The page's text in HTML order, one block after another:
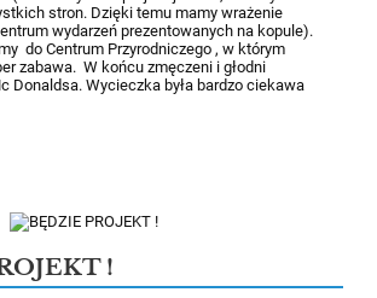
stron. Dzięki temu mamy wrażenie
wydarzeń prezentowanych na kopule).
do Centrum Przyrodniczego , w którym
zabawa. W końcu zmęczeni i głodni
Donaldsa. Wycieczka była bardzo ciekawa
!